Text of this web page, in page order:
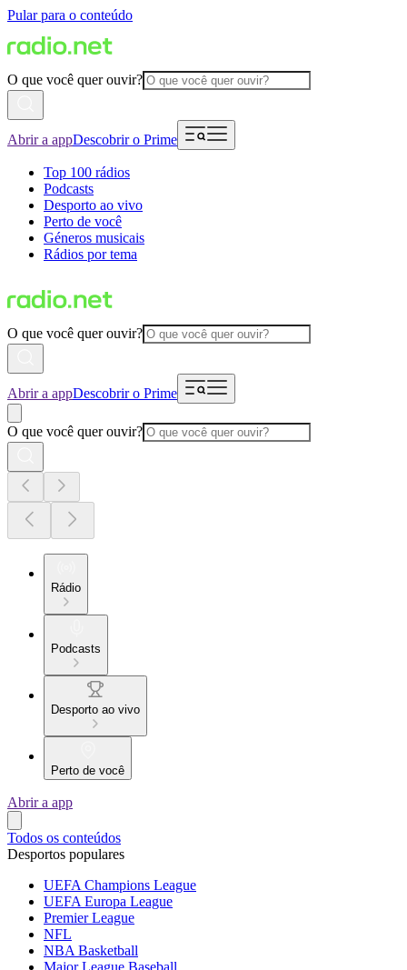
Pular para o conteúdo
O que você quer ouvir?
Abrir a appDescobrir o Prime
Top 100 rádios
Podcasts
Desporto ao vivo
Perto de você
Géneros musicais
Rádios por tema
O que você quer ouvir?
Abrir a appDescobrir o Prime
O que você quer ouvir?
Rádio
Podcasts
Desporto ao vivo
Perto de você
Abrir a app
Todos os conteúdos
Desportos populares
UEFA Champions League
UEFA Europa League
Premier League
NFL
NBA Basketball
Major League Baseball